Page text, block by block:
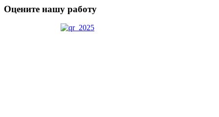
Оцените нашу работу